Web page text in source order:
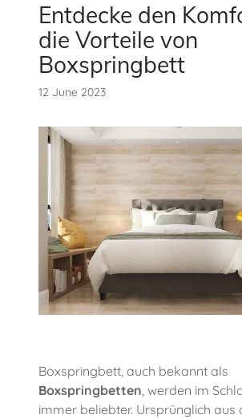
Entdecke den
die Vorteile von
Boxspringbett
12 June 2023
Boxspringbett, auch bekannt als
Boxspringbetten , werden im
immer beliebter. Ursprünglich aus